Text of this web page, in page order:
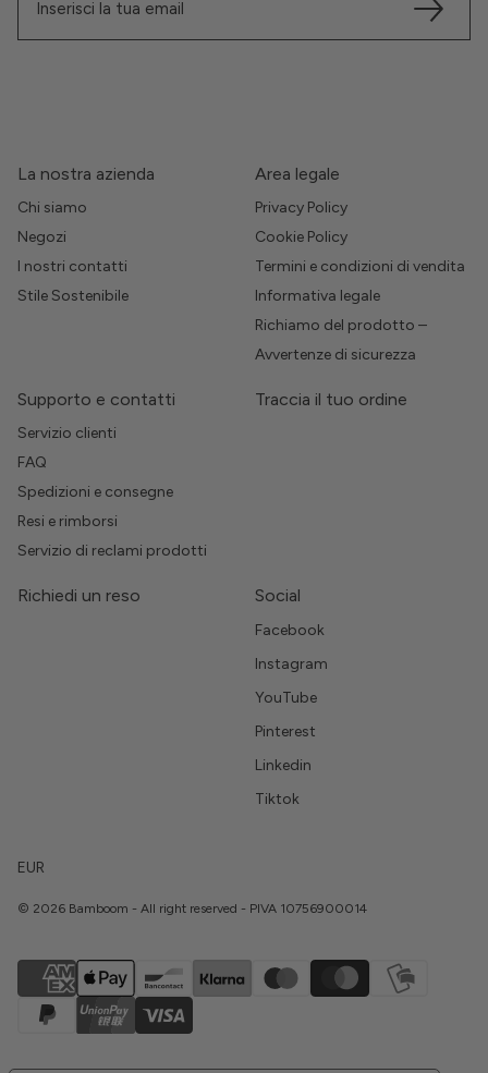
La nostra azienda
Chi siamo
Negozi
I nostri contatti
Stile Sostenibile
Area legale
Privacy Policy
Cookie Policy
Termini e condizioni di vendita
Informativa legale
Richiamo del prodotto –
Avvertenze di sicurezza
Supporto e contatti
Servizio clienti
FAQ
Spedizioni e consegne
Resi e rimborsi
Servizio di reclami prodotti
Traccia il tuo ordine
Richiedi un reso Social
Facebook
Instagram
YouTube
Pinterest
Linkedin
Tiktok
EUR
© 2026 Bamboom - All right reserved - PIVA 10756900014